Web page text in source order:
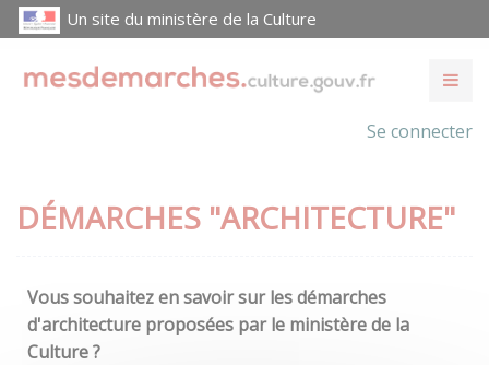
Un site du ministère de la Culture
Se connecter
DÉMARCHES "ARCHITECTURE"
Vous souhaitez en savoir sur les démarches
d'architecture proposées par le ministère de la
Culture ?